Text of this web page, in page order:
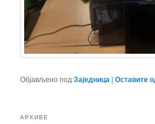
Објављено под Заједница |Оставите
АРХИВЕ